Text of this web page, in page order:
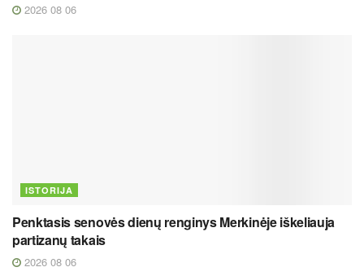
2026 08 06
ISTORIJA
Penktasis senovės dienų renginys Merkinėje iškeliauja
partizanų takais
2026 08 06